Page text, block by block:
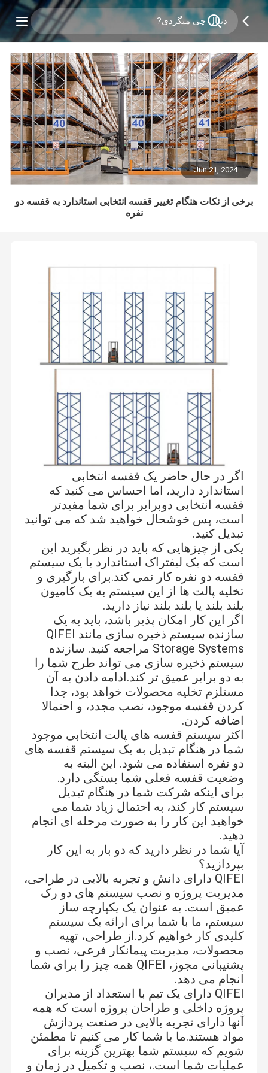
Jun 21, 2024
برخی از نکات هنگام تغییر قفسه انتخابی استاندارد به قفسه دو
نفره
اگر در حال حاضر یک قفسه انتخابی
استاندارد دارید، اما احساس می کنید که
قفسه انتخابی دوبرابر برای شما مفیدتر
است، پس خوشحال خواهید شد که می توانید
تبدیل کنید.
یکی از چیزهایی که باید در نظر بگیرید این
است که یک لیفتراک استاندارد با یک سیستم
قفسه دو نفره کار نمی کند.برای بارگیری و
تخلیه پالت ها از این سیستم به یک کامیون
بلند بلند یا بلند بلند نیاز دارید.
اگر این کار امکان پذیر باشد، باید به یک
سازنده سیستم ذخیره سازی مانند QIFEI
Storage Systems مراجعه کنید. سازنده
سیستم ذخیره سازی می تواند طرح شما را
به دو برابر عمیق تر کند.ادامه دادن به آن
مستلزم تخليه محصولات خواهد بود، جدا
کردن قفسه موجود، نصب مجدد، و احتمالا
اضافه کردن.
اکثر سیستم قفسه های پالت انتخابی موجود
شما در هنگام تبدیل به یک سیستم قفسه های
دو نفره استفاده می شود. این البته به
وضعیت قفسه فعلی شما بستگی دارد.
برای اینکه شرکت شما در هنگام تبدیل
سیستم کار کند، به احتمال زیاد شما می
خواهید این کار را به صورت مرحله ای انجام
دهید.
آیا شما در نظر دارید که دو بار به این کار
بپردازید؟
QIFEI دارای دانش و تجربه بالایی در طراحی،
مدیریت پروژه و نصب سیستم های دو رک
عمیق است. به عنوان یک یکپارچه ساز
سیستم، ما با شما برای ارائه یک سیستم
کلیدی کار خواهیم کرد.از طراحی، تهیه
محصولات، مدیریت پیمانکار فرعی، نصب و
پشتیبانی مجوز، QIFEI همه چیز را برای شما
انجام می دهد.
QIFEI دارای یک تیم با استعداد از مدیران
پروژه داخلی و طراحان پروژه است که همه
آنها دارای تجربه بالایی در صنعت پردازش
مواد هستند.ما با شما کار می کنیم تا مطمئن
شویم که سیستم شما بهترین گزینه برای
عملیات شما است.، نصب و تکمیل در زمان و